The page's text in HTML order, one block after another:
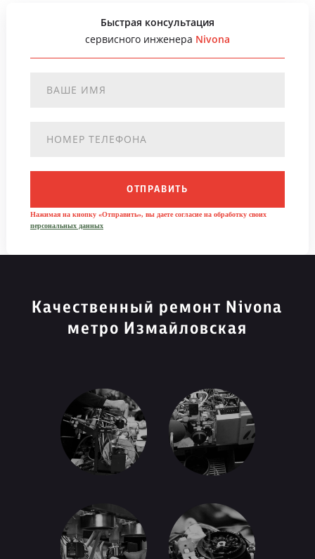
Быстрая консультация
сервисного инженера Nivona
ОТПРАВИТЬ
Нажимая на кнопку «Отправить», вы даете согласие на обработку своих
персональных данных
Качественный ремонт Nivona
метро Измайловская